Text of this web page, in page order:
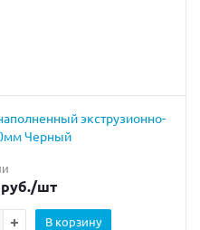
экструзионно-
Черный
/шт
В корзину